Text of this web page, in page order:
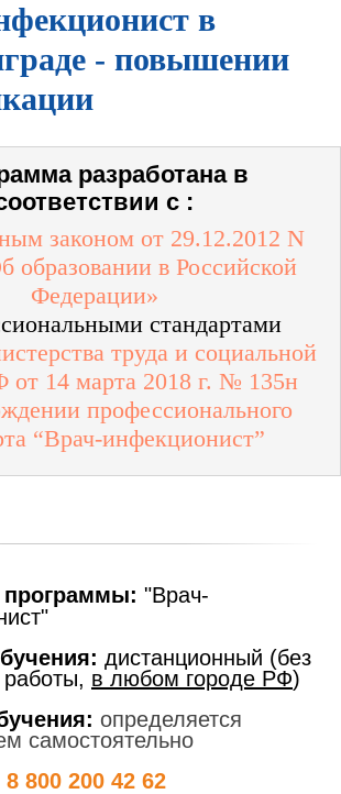
в
- повышении
разработана в
с :
законом от 29.12.2012 N
образовании в Российской
Федерации»
стандартами
труда и социальной
14 марта 2018 г. № 135н
профессионального
“Врач-инфекционист”
программы: "Врач-
дистанционный (без
в любом городе РФ)
определяется
самостоятельно
8 800 200 42 62